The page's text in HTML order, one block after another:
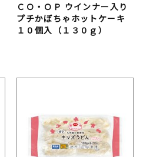
ＣＯ・ＯＰ ウインナー入り
プチかぼちゃホットケーキ
１０個入（１３０ｇ）